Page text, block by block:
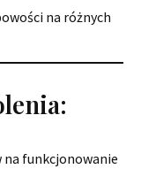
na różnych
na funkcjonowanie